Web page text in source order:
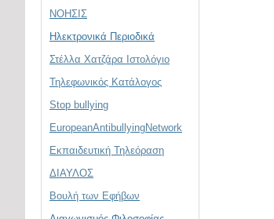
ΝΟΗΣΙΣ
Ηλεκτρονικά Περιοδικά
Στέλλα Χατζάρα Ιστολόγιο
Τηλεφωνικός Κατάλογος
Stop bullying
EuropeanAntibullyingNetwork
Εκπαιδευτική Τηλεόραση
ΔΙΑΥΛΟΣ
Βουλή των Εφήβων